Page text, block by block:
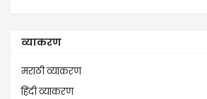
व्याकरण
मराठी व्याकरण
हिंदी व्याकरण